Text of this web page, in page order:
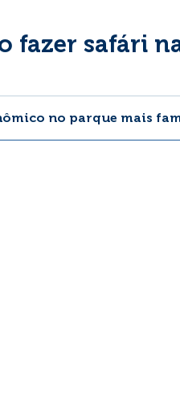
fazer safári
no parque mais